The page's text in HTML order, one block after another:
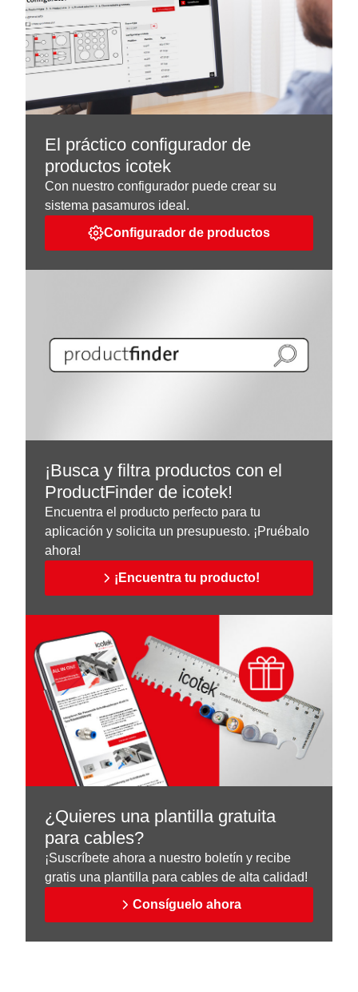
El práctico configurador de
productos icotek
Con nuestro configurador puede crear su
sistema pasamuros ideal.
Configurador de productos
¡Busca y filtra productos con el
ProductFinder de icotek!
Encuentra el producto perfecto para tu
aplicación y solicita un presupuesto. ¡Pruébalo
ahora!
¡Encuentra tu producto!
¿Quieres una plantilla gratuita
para cables?
¡Suscríbete ahora a nuestro boletín y recibe
gratis una plantilla para cables de alta calidad!
Consíguelo ahora